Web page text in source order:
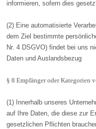
informieren, sofern dies
(2) Eine automatisierte
dem Ziel bestimmte
Nr. 4 DSGVO) findet bei uns
Daten und Auslandsbezug
§ 8 Empfänger oder Kategorien
(1) Innerhalb unseres
auf Ihre Daten, die diese zur
gesetzlichen Pflichten